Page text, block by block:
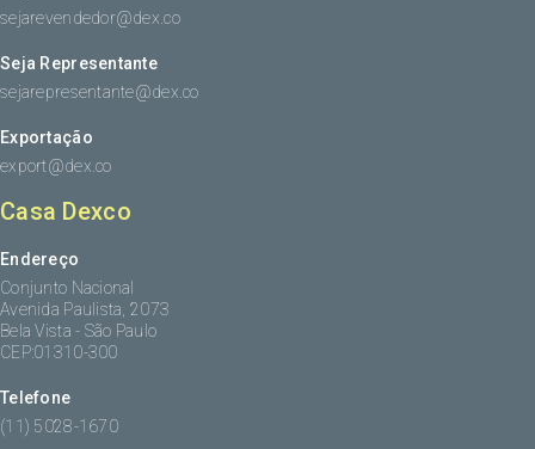
sejarevendedor@dex.co
Seja Representante
sejarepresentante@dex.co
Exportação
export@dex.co
Casa Dexco
Endereço
Conjunto Nacional
Avenida Paulista, 2073
Bela Vista - São Paulo
CEP:01310-300
Telefone
(11) 5028-1670